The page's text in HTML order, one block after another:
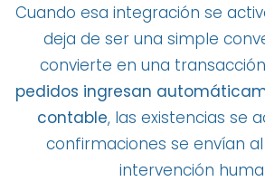
Cuando esa integración se
deja de ser una simple
convierte en una
pedidos ingresan
contable, las existencias se
confirmaciones se envían
intervención